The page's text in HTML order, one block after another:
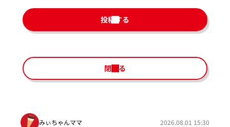
投稿する
閉じる
みぃちゃんママ 2026.08.01 15:30